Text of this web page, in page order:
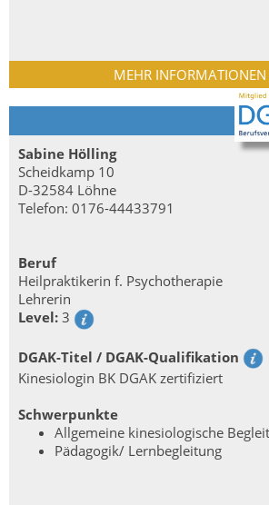
MEHR INFORMATIONEN
Sabine Hölling
Scheidkamp 10
D-32584 Löhne
Telefon: 0176-44433791
Beruf
Heilpraktikerin f. Psychotherapie
Lehrerin
Level: 3
DGAK-Titel / DGAK-Qualifikation
Kinesiologin BK DGAK zertifiziert
Schwerpunkte
Allgemeine kinesiologische
Pädagogik/ Lernbegleitung